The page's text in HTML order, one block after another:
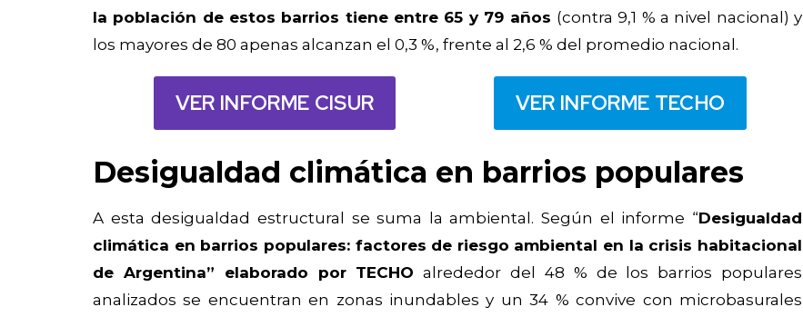
la población de estos barrios tiene entre 65 y 79 años (contra 9,1 % a nivel nacional) y
los mayores de 80 apenas alcanzan el 0,3 %, frente al 2,6 % del promedio nacional.
VER INFORME CISUR VER INFORME TECHO
Desigualdad climática en barrios populares
A esta desigualdad estructural se suma la ambiental. Según el informe “Desigualdad
climática en barrios populares: factores de riesgo ambiental en la crisis habitacional
de Argentina” elaborado por TECHO alrededor del 48 % de los barrios populares
analizados se encuentran en zonas inundables y un 34 % convive con microbasurales